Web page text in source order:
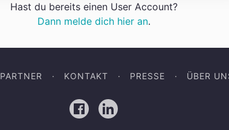
Hast du bereits einen User Account?
Dann melde dich hier an.
PARTNER KONTAKT PRESSE ÜBER
FacebookLinkedIn